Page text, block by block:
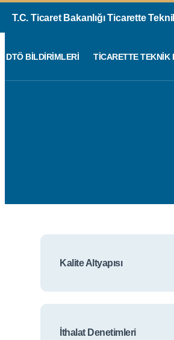
T.C. Ticaret Bakanlığı Ticarette
DTÖ BILDIRIMLERI TICARETTE TEKNIK
Kalite Altyapısı
İthalat Denetimleri